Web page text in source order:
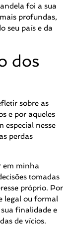
foi a sua
profundas,
seu país e da
dos
sobre as
e por aqueles
especial nesse
perdas
em minha
tomadas
próprio. Por
legal ou formal
finalidade e
de vícios.